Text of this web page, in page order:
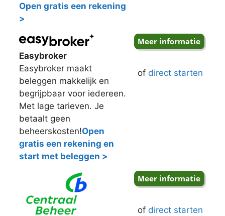
Open gratis een rekening
>
Easybroker
Easybroker maakt
beleggen makkelijk en
begrijpbaar voor iedereen.
Met lage tarieven. Je
betaalt geen
beheerskosten!Open
gratis een rekening en
start met beleggen >
of direct starten
of direct starten